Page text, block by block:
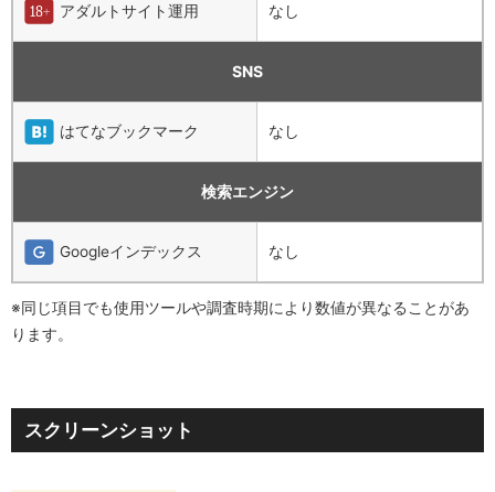
アダルトサイト運用 なし
SNS
はてなブックマーク なし
検索エンジン
Googleインデックス なし
※同じ項目でも使用ツールや調査時期により数値が異なることがあ
ります。
スクリーンショット